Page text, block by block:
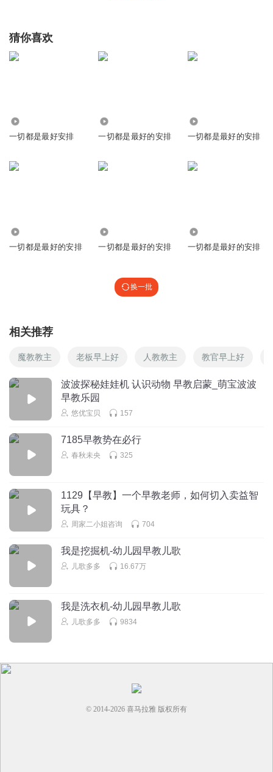
猜你喜欢
一切都是最好安排 一切都是最好的安排 一切都是最好的安排
一切都是最好的安排 一切都是最好的安排 一切都是最好的安排
换一批
相关推荐
魔教教主 老板早上好 人教教主 教官早上好
波波探秘娃娃机 认识动物 早教启蒙_萌宝波波
早教乐园
悠优宝贝 157
7185早教势在必行
春秋未央 325
1129【早教】一个早教老师，如何切入卖益智
玩具？
周家二小姐咨询 704
我是挖掘机-幼儿园早教儿歌
儿歌多多 16.67万
我是洗衣机-幼儿园早教儿歌
儿歌多多 9834
© 2014-2026 喜马拉雅 版权所有